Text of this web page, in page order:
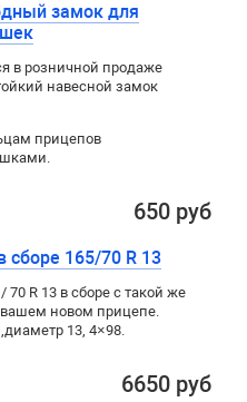
замок для
в розничной продаже
навесной замок
прицепов
650 руб
сборе 165/70 R 13
70 R 13 в сборе с такой же
новом прицепе.
,диаметр 13, 4×98.
6650 руб